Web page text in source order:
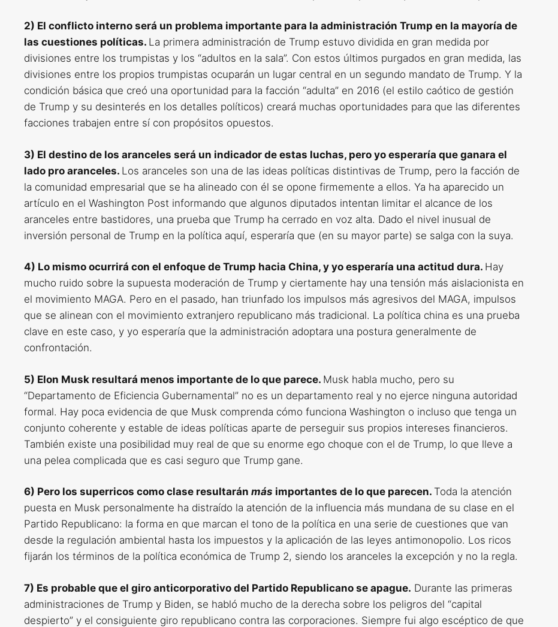
2) El conflicto interno será un problema importante para la administración Trump en la mayoría de
las cuestiones políticas. La primera administración de Trump estuvo dividida en gran medida por
divisiones entre los trumpistas y los “adultos en la sala”. Con estos últimos purgados en gran medida, las
divisiones entre los propios trumpistas ocuparán un lugar central en un segundo mandato de Trump. Y la
condición básica que creó una oportunidad para la facción “adulta” en 2016 (el estilo caótico de gestión
de Trump y su desinterés en los detalles políticos) creará muchas oportunidades para que las diferentes
facciones trabajen entre sí con propósitos opuestos.
3) El destino de los aranceles será un indicador de estas luchas, pero yo esperaría que ganara el
lado pro aranceles. Los aranceles son una de las ideas políticas distintivas de Trump, pero la facción de
la comunidad empresarial que se ha alineado con él se opone firmemente a ellos. Ya ha aparecido un
artículo en el Washington Post informando que algunos diputados intentan limitar el alcance de los
aranceles entre bastidores, una prueba que Trump ha cerrado en voz alta. Dado el nivel inusual de
inversión personal de Trump en la política aquí, esperaría que (en su mayor parte) se salga con la suya.
4) Lo mismo ocurrirá con el enfoque de Trump hacia China, y yo esperaría una actitud dura. Hay
mucho ruido sobre la supuesta moderación de Trump y ciertamente hay una tensión más aislacionista en
el movimiento MAGA. Pero en el pasado, han triunfado los impulsos más agresivos del MAGA, impulsos
que se alinean con el movimiento extranjero republicano más tradicional. La política china es una prueba
clave en este caso, y yo esperaría que la administración adoptara una postura generalmente de
confrontación.
5) Elon Musk resultará menos importante de lo que parece. Musk habla mucho, pero su
“Departamento de Eficiencia Gubernamental” no es un departamento real y no ejerce ninguna autoridad
formal. Hay poca evidencia de que Musk comprenda cómo funciona Washington o incluso que tenga un
conjunto coherente y estable de ideas políticas aparte de perseguir sus propios intereses financieros.
También existe una posibilidad muy real de que su enorme ego choque con el de Trump, lo que lleve a
una pelea complicada que es casi seguro que Trump gane.
6) Pero los superricos como clase resultarán más importantes de lo que parecen. Toda la atención
puesta en Musk personalmente ha distraído la atención de la influencia más mundana de su clase en el
Partido Republicano: la forma en que marcan el tono de la política en una serie de cuestiones que van
desde la regulación ambiental hasta los impuestos y la aplicación de las leyes antimonopolio. Los ricos
fijarán los términos de la política económica de Trump 2, siendo los aranceles la excepción y no la regla.
7) Es probable que el giro anticorporativo del Partido Republicano se apague. Durante las primeras
administraciones de Trump y Biden, se habló mucho de la derecha sobre los peligros del “capital
despierto” y el consiguiente giro republicano contra las corporaciones. Siempre fui algo escéptico de que